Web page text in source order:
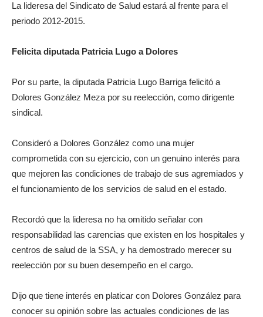
La lideresa del Sindicato de Salud estará al frente para el
periodo 2012-2015.
Felicita diputada Patricia Lugo a Dolores
Por su parte, la diputada Patricia Lugo Barriga felicitó a
Dolores González Meza por su reelección, como dirigente
sindical.
Consideró a Dolores González como una mujer
comprometida con su ejercicio, con un genuino interés para
que mejoren las condiciones de trabajo de sus agremiados y
el funcionamiento de los servicios de salud en el estado.
Recordó que la lideresa no ha omitido señalar con
responsabilidad las carencias que existen en los hospitales y
centros de salud de la SSA, y ha demostrado merecer su
reelección por su buen desempeño en el cargo.
Dijo que tiene interés en platicar con Dolores González para
conocer su opinión sobre las actuales condiciones de las